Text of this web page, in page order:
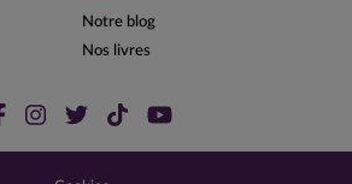
Notre blog
Nos livres